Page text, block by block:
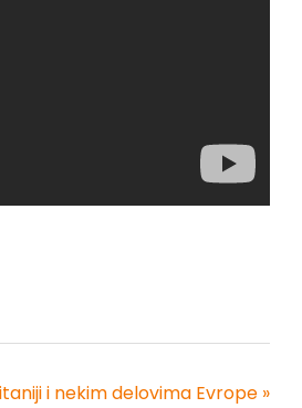
i nekim delovima Evrope »